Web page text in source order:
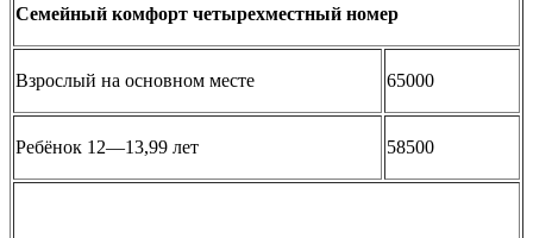
Семейный комфорт четырехместный номер
Взрослый на основном месте 65000
Ребёнок 12—13,99 лет 58500